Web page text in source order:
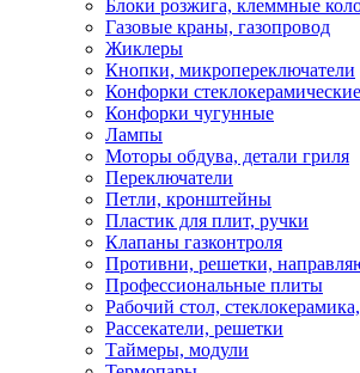
Блоки розжига, клеммные
Газовые краны, газопровод
Жиклеры
Кнопки, микропереключатели
Конфорки стеклокерамические
Конфорки чугунные
Лампы
Моторы обдува, детали гриля
Переключатели
Петли, кронштейны
Пластик для плит, ручки
Клапаны газконтроля
Противни, решетки,
Профессиональные плиты
Рабочий стол,
Рассекатели, решетки
Таймеры, модули